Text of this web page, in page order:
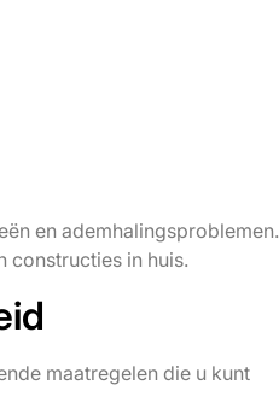
en ademhalingsproblemen.
constructies in huis.
maatregelen die u kunt